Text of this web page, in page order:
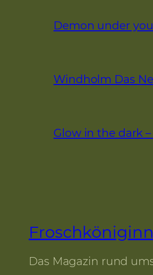
Demon under
Windholm Das
Glow in the dark
Das Magazin rund